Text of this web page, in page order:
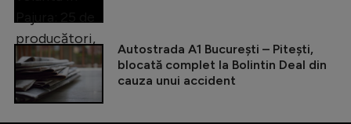
Autostrada A1 București – Pitești,
blocată complet la Bolintin Deal din
cauza unui accident